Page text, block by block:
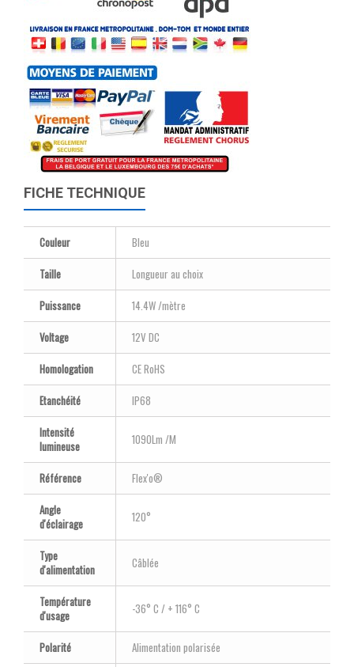
FICHE TECHNIQUE
Couleur
Bleu
Taille
Longueur au choix
Puissance
14.4W /mètre
Voltage
12V DC
Homologation
CE RoHS
Etanchéité
IP68
Intensité
lumineuse
1090Lm /M
Référence
Flex'o®
Angle
d'éclairage
120°
Type
d'alimentation
Câblée
Température
d'usage
-36° C / + 116° C
Polarité
Alimentation polarisée